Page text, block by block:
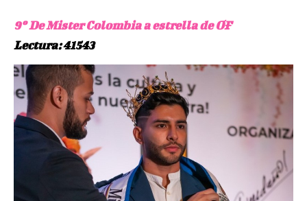
9º De Mister Colombia a estrella de OF
Lectura: 41543